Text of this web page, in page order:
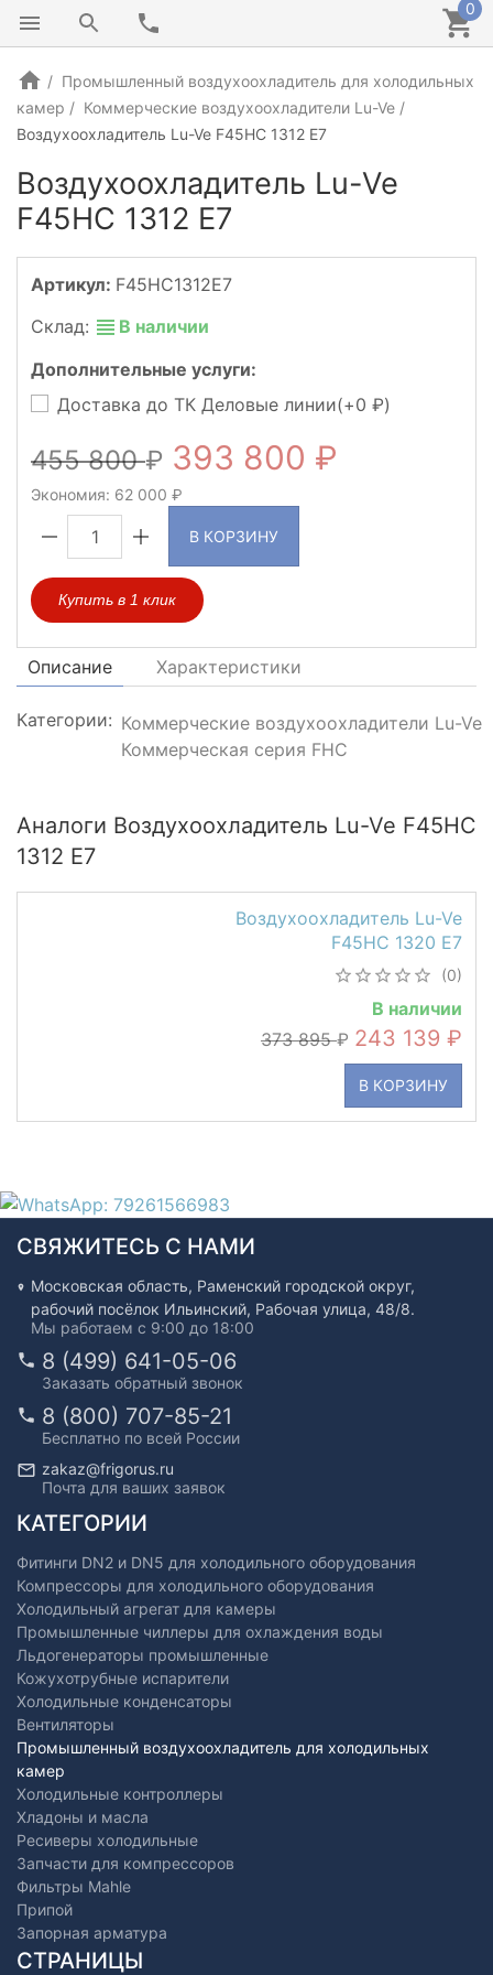
0
Промышленный воздухоохладитель для холодильных
камер
Коммерческие воздухоохладители Lu-Ve
Воздухоохладитель Lu-Ve F45HC 1312 E7
Воздухоохладитель Lu-Ve
F45HC 1312 E7
Артикул: F45HC1312E7
Склад:
В наличии
Дополнительные услуги:
Доставка до ТК Деловые линии(+0 )
455 800 393 800
Экономия: 62 000
В КОРЗИНУ
Купить в 1 клик
Описание Характеристики
Категории: Коммерческие воздухоохладители Lu-Ve
Коммерческая серия FHC
Аналоги Воздухоохладитель Lu-Ve F45HC
1312 E7
Воздухоохладитель Lu-Ve
F45HC 1320 E7
(0)
В наличии
373 895
243 139
В КОРЗИНУ
СВЯЖИТЕСЬ С НАМИ
Московская область, Раменский городской округ,
рабочий посёлок Ильинский, Рабочая улица, 48/8.
Мы работаем с 9:00 до 18:00
8 (499) 641-05-06
Заказать обратный звонок
8 (800) 707-85-21
Бесплатно по всей России
zakaz@frigorus.ru
Почта для ваших заявок
КАТЕГОРИИ
Фитинги DN2 и DN5 для холодильного оборудования
Компрессоры для холодильного оборудования
Холодильный агрегат для камеры
Промышленные чиллеры для охлаждения воды
Льдогенераторы промышленные
Кожухотрубные испарители
Холодильные конденсаторы
Вентиляторы
Промышленный воздухоохладитель для холодильных
камер
Холодильные контроллеры
Хладоны и масла
Ресиверы холодильные
Запчасти для компрессоров
Фильтры Mahle
Припой
Запорная арматура
СТРАНИЦЫ